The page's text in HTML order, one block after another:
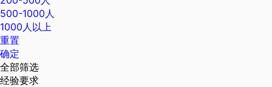
500-1000人
1000人以上
重置
确定
全部筛选
经验要求